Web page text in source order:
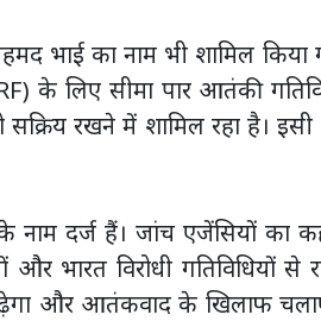
भाई का नाम भी शामिल किया
के लिए सीमा पार आतंकी
रखने में शामिल रहा है।
के नाम दर्ज हैं। जांच एजेंसियों का
भारत विरोधी गतिविधियों से
और आतंकवाद के खिलाफ